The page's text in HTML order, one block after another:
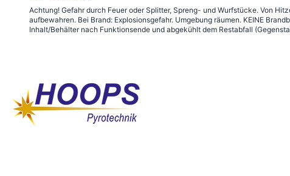
Achtung! Gefahr durch Feuer oder Splitter, Spreng- und Wurfstücke. Von
aufbewahren. Bei Brand: Explosionsgefahr. Umgebung räumen. KEINE
Inhalt/Behälter nach Funktionsende und abgekühlt dem Restabfall